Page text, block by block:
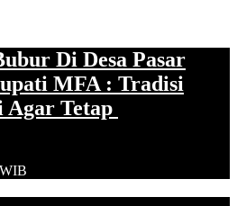
Di Desa Pasar
MFA : Tradisi
Agar Tetap